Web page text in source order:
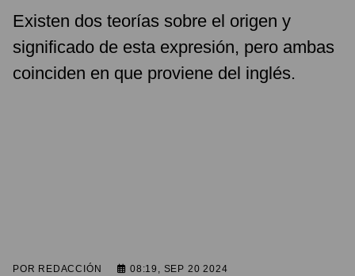
Existen dos teorías sobre el origen y
significado de esta expresión, pero ambas
coinciden en que proviene del inglés.
POR REDACCIÓN 08:19, SEP 20 2024